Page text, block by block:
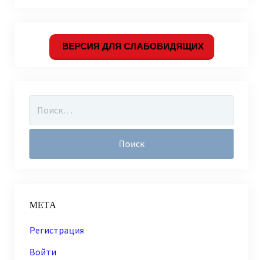
ВЕРСИЯ ДЛЯ СЛАБОВИДЯЩИХ
МЕТА
Регистрация
Войти